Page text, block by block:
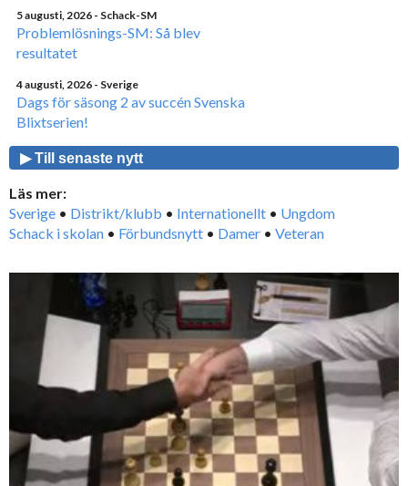
5 augusti, 2026 - Schack-SM
Problemlösnings-SM: Så blev
resultatet
4 augusti, 2026 - Sverige
Dags för säsong 2 av succén Svenska
Blixtserien!
▶ Till senaste nytt
Läs mer:
Sverige • Distrikt/klubb • Internationellt • Ungdom
Schack i skolan • Förbundsnytt • Damer • Veteran